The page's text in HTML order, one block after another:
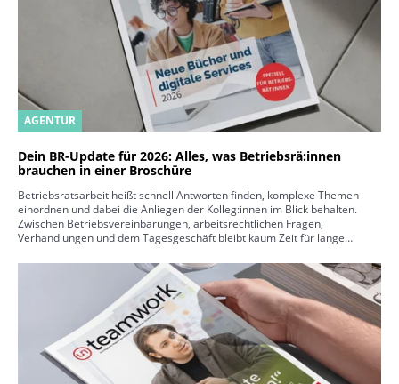
AGENTUR
Dein BR-Update für 2026: Alles, was Betriebsrä:innen
brauchen in einer Broschüre
Betriebsratsarbeit heißt schnell Antworten finden, komplexe Themen
einordnen und dabei die Anliegen der Kolleg:innen im Blick behalten.
Zwischen Betriebsvereinbarungen, arbeitsrechtlichen Fragen,
Verhandlungen und dem Tagesgeschäft bleibt kaum Zeit für lange…